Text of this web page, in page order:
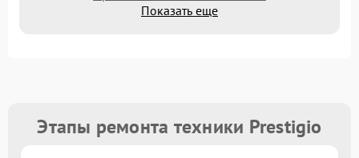
Показать еще
Этапы ремонта техники Prestigio